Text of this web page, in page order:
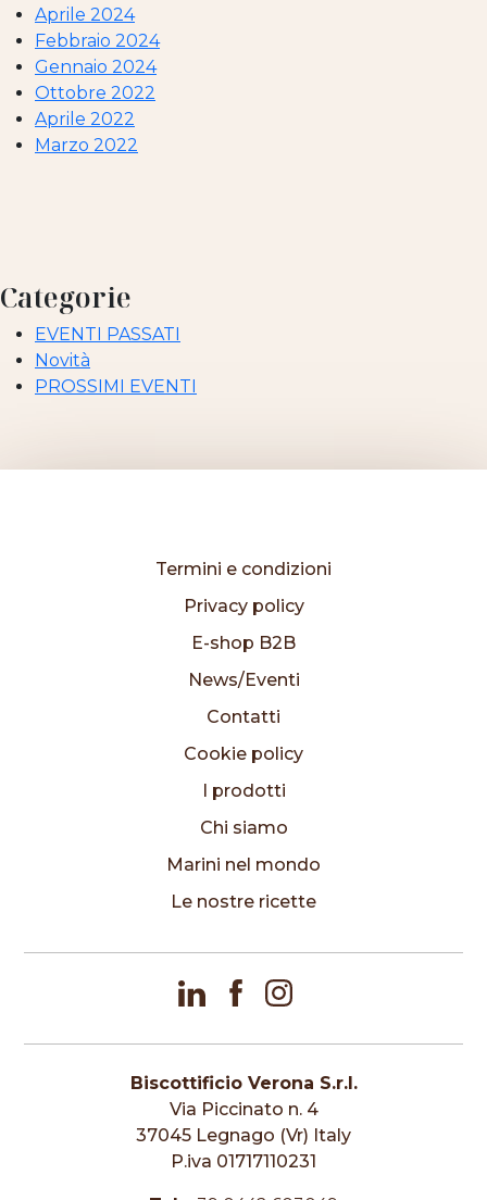
Aprile 2024
Febbraio 2024
Gennaio 2024
Ottobre 2022
Aprile 2022
Marzo 2022
Categorie
EVENTI PASSATI
Novità
PROSSIMI EVENTI
Biscottificio Verona S.r.l.
Via Piccinato n. 4
37045 Legnago (Vr) Italy
P.iva 01717110231
I prodotti
Chi siamo
Marini nel mondo
Le nostre ricette
E-shop B2B
News/Eventi
Contatti
Cookie policy
Termini e condizioni
Privacy policy